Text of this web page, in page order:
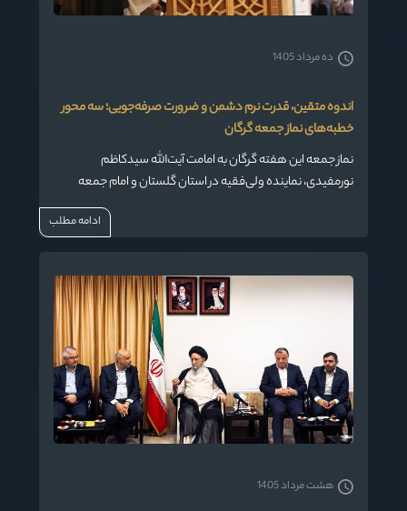
اندوه متقین، قدرت نرم دشمن و ضرورت صرفه‌جویی؛ سه محور
خطبه‌های نماز جمعه گرگان
نماز جمعه این هفته گرگان به امامت آیت‌الله سیدکاظم
نورمفیدی، نماینده ولی‌فقیه در استان گلستان و امام جمعه
گرگان، روز جمعه ۱ مرداد ۱۴۰۵ در مصلی وحدت برگزار شد. ایشان
در خطبه اول به شرح حدیثی از خطبه متقین نهج‌البلاغه پرداختند و
ده مرداد 1405
ادامه مطلب
هشت مرداد 1405